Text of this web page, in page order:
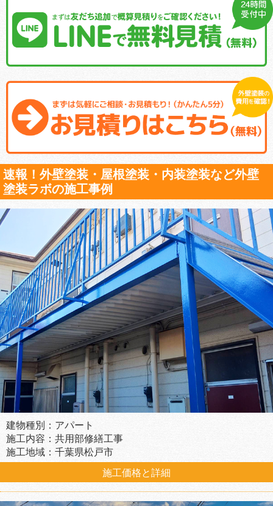
速報！外壁塗装・屋根塗装・内装塗装など外壁
塗装ラボの施工事例
建物種別：アパート
施工内容：共用部修繕工事
施工地域：千葉県松戸市
施工価格と詳細